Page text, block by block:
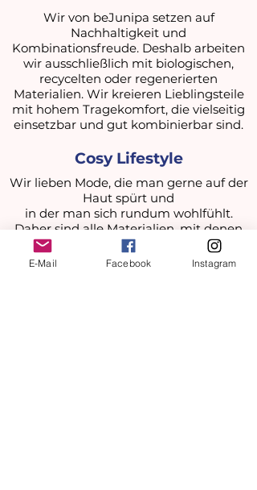
Wir von beJunipa setzen auf
Nachhaltigkeit und
Kombinationsfreude. Deshalb arbeiten
wir ausschließlich mit biologischen,
recycelten oder regenerierten
Materialien. Wir kreieren Lieblingsteile
mit hohem Tragekomfort, die vielseitig
einsetzbar und gut kombinierbar sind.
Cosy Lifestyle
Wir lieben Mode, die man gerne auf der
Haut spürt und
in der man sich rundum wohlfühlt.
Daher sind alle Materialien, mit denen
wir arbeiten, handverlesen und werden
von uns persönlich auf ihre Qualität und
E-Mail Facebook Instagram